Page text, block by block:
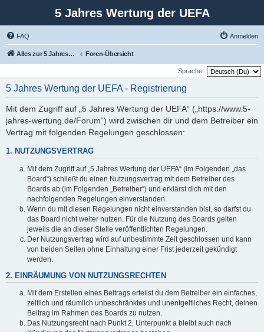
5 Jahres Wertung der UEFA
FAQ Anmelden
Alles zur 5 Jahreswertung / Tabelle der UEFA mit vielen Statistiken. Foren-Übersicht
Sprache:
5 Jahres Wertung der UEFA - Registrierung
Mit dem Zugriff auf „5 Jahres Wertung der UEFA“ („https://www.5-
jahres-wertung.de/Forum“) wird zwischen dir und dem Betreiber ein
Vertrag mit folgenden Regelungen geschlossen:
1. NUTZUNGSVERTRAG
Mit dem Zugriff auf „5 Jahres Wertung der UEFA“ (im Folgenden „das
Board“) schließt du einen Nutzungsvertrag mit dem Betreiber des
Boards ab (im Folgenden „Betreiber“) und erklärst dich mit den
nachfolgenden Regelungen einverstanden.
Wenn du mit diesen Regelungen nicht einverstanden bist, so darfst du
das Board nicht weiter nutzen. Für die Nutzung des Boards gelten
jeweils die an dieser Stelle veröffentlichten Regelungen.
Der Nutzungsvertrag wird auf unbestimmte Zeit geschlossen und kann
von beiden Seiten ohne Einhaltung einer Frist jederzeit gekündigt
werden.
2. EINRÄUMUNG VON NUTZUNGSRECHTEN
Mit dem Erstellen eines Beitrags erteilst du dem Betreiber ein einfaches,
zeitlich und räumlich unbeschränktes und unentgeltliches Recht, deinen
Beitrag im Rahmen des Boards zu nutzen.
Das Nutzungsrecht nach Punkt 2, Unterpunkt a bleibt auch nach